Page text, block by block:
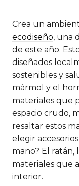
Crea un
ecodiseño, una
de este año.
diseñados
sostenibles y
mármol y el
materiales que
espacio crudo,
resaltar estos
elegir
mano? El ratán,
materiales que
interior.